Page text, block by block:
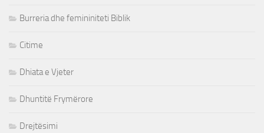
Burreria dhe femininiteti Biblik
Citime
Dhiata e Vjeter
Dhuntitë Frymërore
Drejtësimi